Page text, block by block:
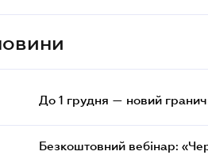
До 1 грудня — новий
Безкоштовний вебінар: